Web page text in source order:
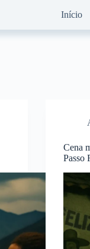
Início
Cena
Passo